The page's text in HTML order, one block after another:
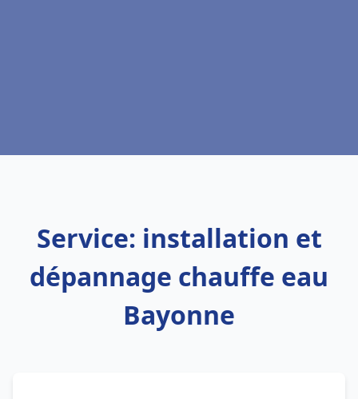
Service: installation et
dépannage chauffe eau
Bayonne